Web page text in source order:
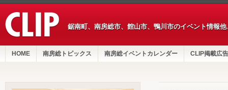
鋸南町、南房総市、館山市、鴨川市のイベント情報
HOME 南房総トピックス 南房総イベントカレンダー CLIP掲載広告